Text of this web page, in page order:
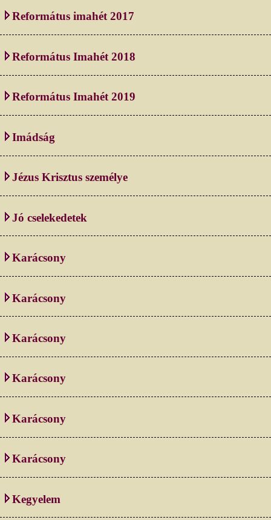
Református imahét 2017
Református Imahét 2018
Református Imahét 2019
Imádság
Jézus Krisztus személye
Jó cselekedetek
Karácsony
Karácsony
Karácsony
Karácsony
Karácsony
Karácsony
Kegyelem